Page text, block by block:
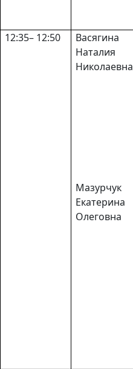
12:35– 12:50
Васягина
Наталия
Николаевна
Мазурчук
Екатерина
Олеговна